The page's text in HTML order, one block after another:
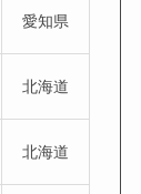
愛知県
北海道
北海道